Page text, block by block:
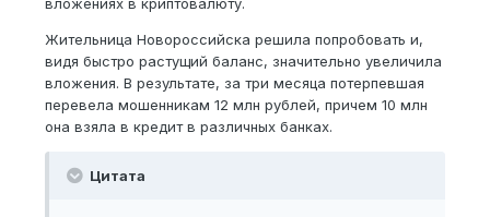
вложениях в криптовалюту.
Жительница Новороссийска решила попробовать и,
видя быстро растущий баланс, значительно увеличила
вложения. В результате, за три месяца потерпевшая
перевела мошенникам 12 млн рублей, причем 10 млн
она взяла в кредит в различных банках.
Цитата